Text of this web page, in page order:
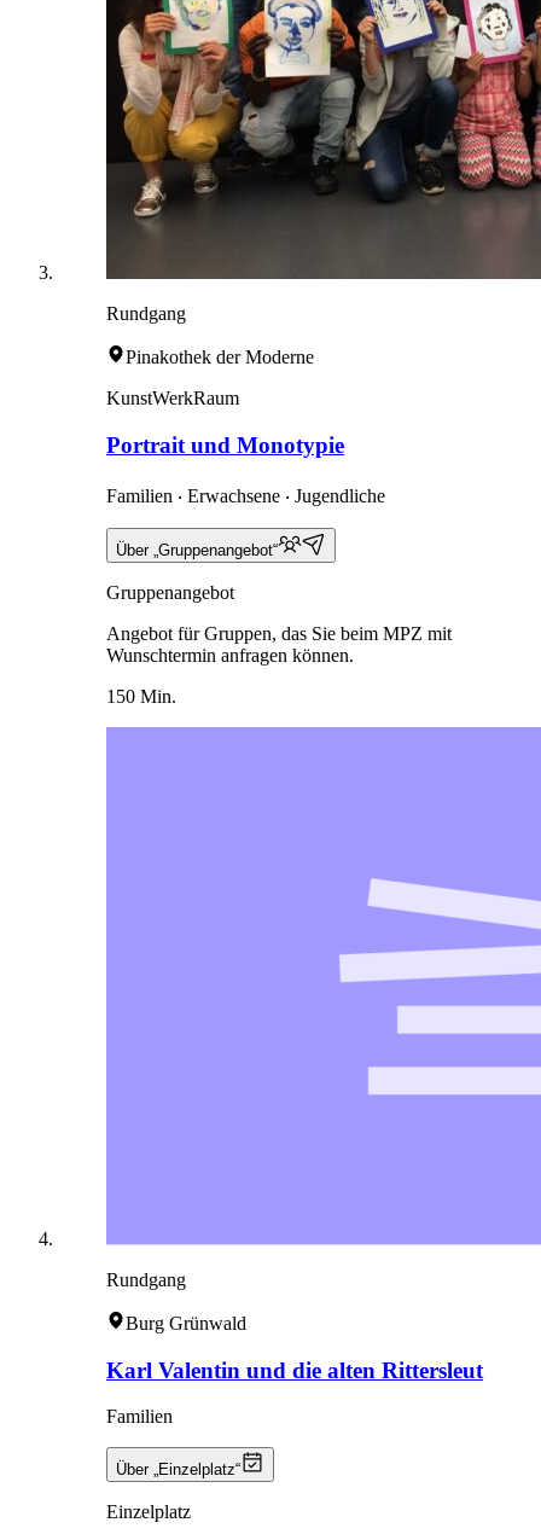
Rundgang
Pinakothek der Moderne
KunstWerkRaum
Portrait und Monotypie
Familien ‧ Erwachsene ‧ Jugendliche
Über „Gruppenangebot“
Gruppenangebot
Angebot für Gruppen, das Sie beim MPZ mit
Wunschtermin anfragen können.
150 Min.
Rundgang
Burg Grünwald
Karl Valentin und die alten Rittersleut
Familien
Über „Einzelplatz“
Einzelplatz